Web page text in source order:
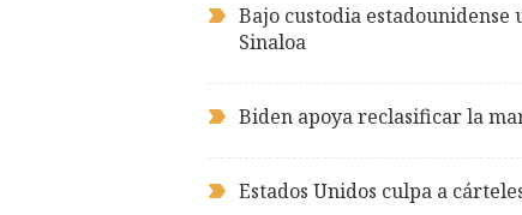
Bajo custodia
Sinaloa
Biden apoya reclasificar la
Estados Unidos culpa a